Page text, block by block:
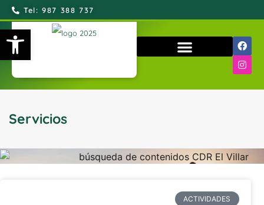
Abrir barra de herramientas
Tel: 987 388 737
Servicios
ACTIVIDADES